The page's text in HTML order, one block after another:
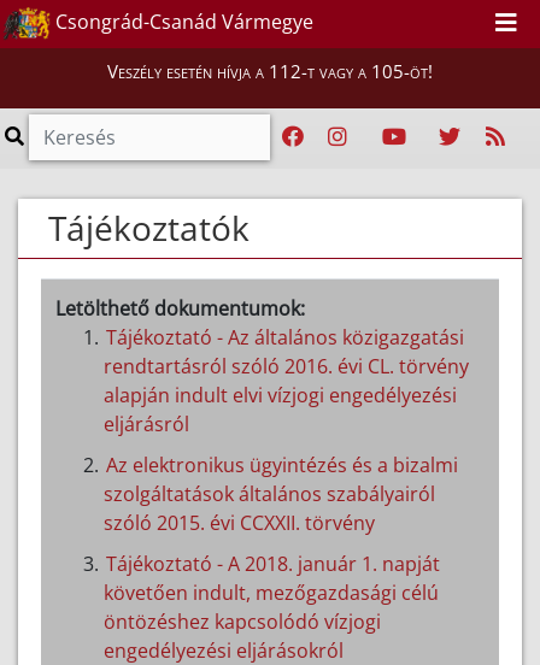
Csongrád-Csanád Vármegye
Veszély esetén hívja a 112-t vagy a 105-öt!
Tájékoztatók
Letölthető dokumentumok:
Tájékoztató - Az általános közigazgatási
rendtartásról szóló 2016. évi CL. törvény
alapján indult elvi vízjogi engedélyezési
eljárásról
Az elektronikus ügyintézés és a bizalmi
szolgáltatások általános szabályairól
szóló 2015. évi CCXXII. törvény
Tájékoztató - A 2018. január 1. napját
követően indult, mezőgazdasági célú
öntözéshez kapcsolódó vízjogi
engedélyezési eljárásokról